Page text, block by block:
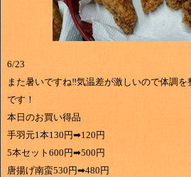
6/23
また暑いですね‼気温差が激しいので体調
です！
本日のお買い得品
手羽元1本130円➡120円
5本セット600円➡500円
唐揚げ南蛮530円➡480円